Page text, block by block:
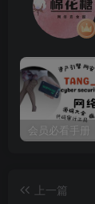
上一篇